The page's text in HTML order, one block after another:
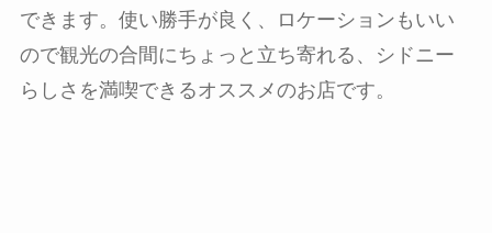
できます。使い勝手が良く、ロケーションもいい
ので観光の合間にちょっと立ち寄れる、シドニー
らしさを満喫できるオススメのお店です。